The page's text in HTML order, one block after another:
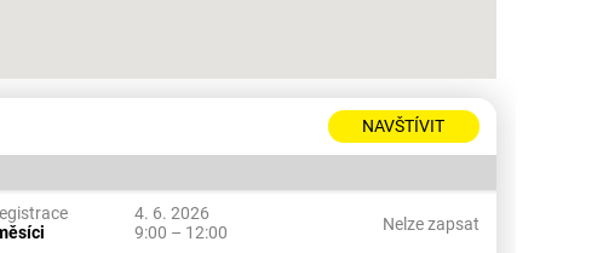
NAVŠTÍVIT
4. 6. 2026
9:00 – 12:00
Nelze zapsat